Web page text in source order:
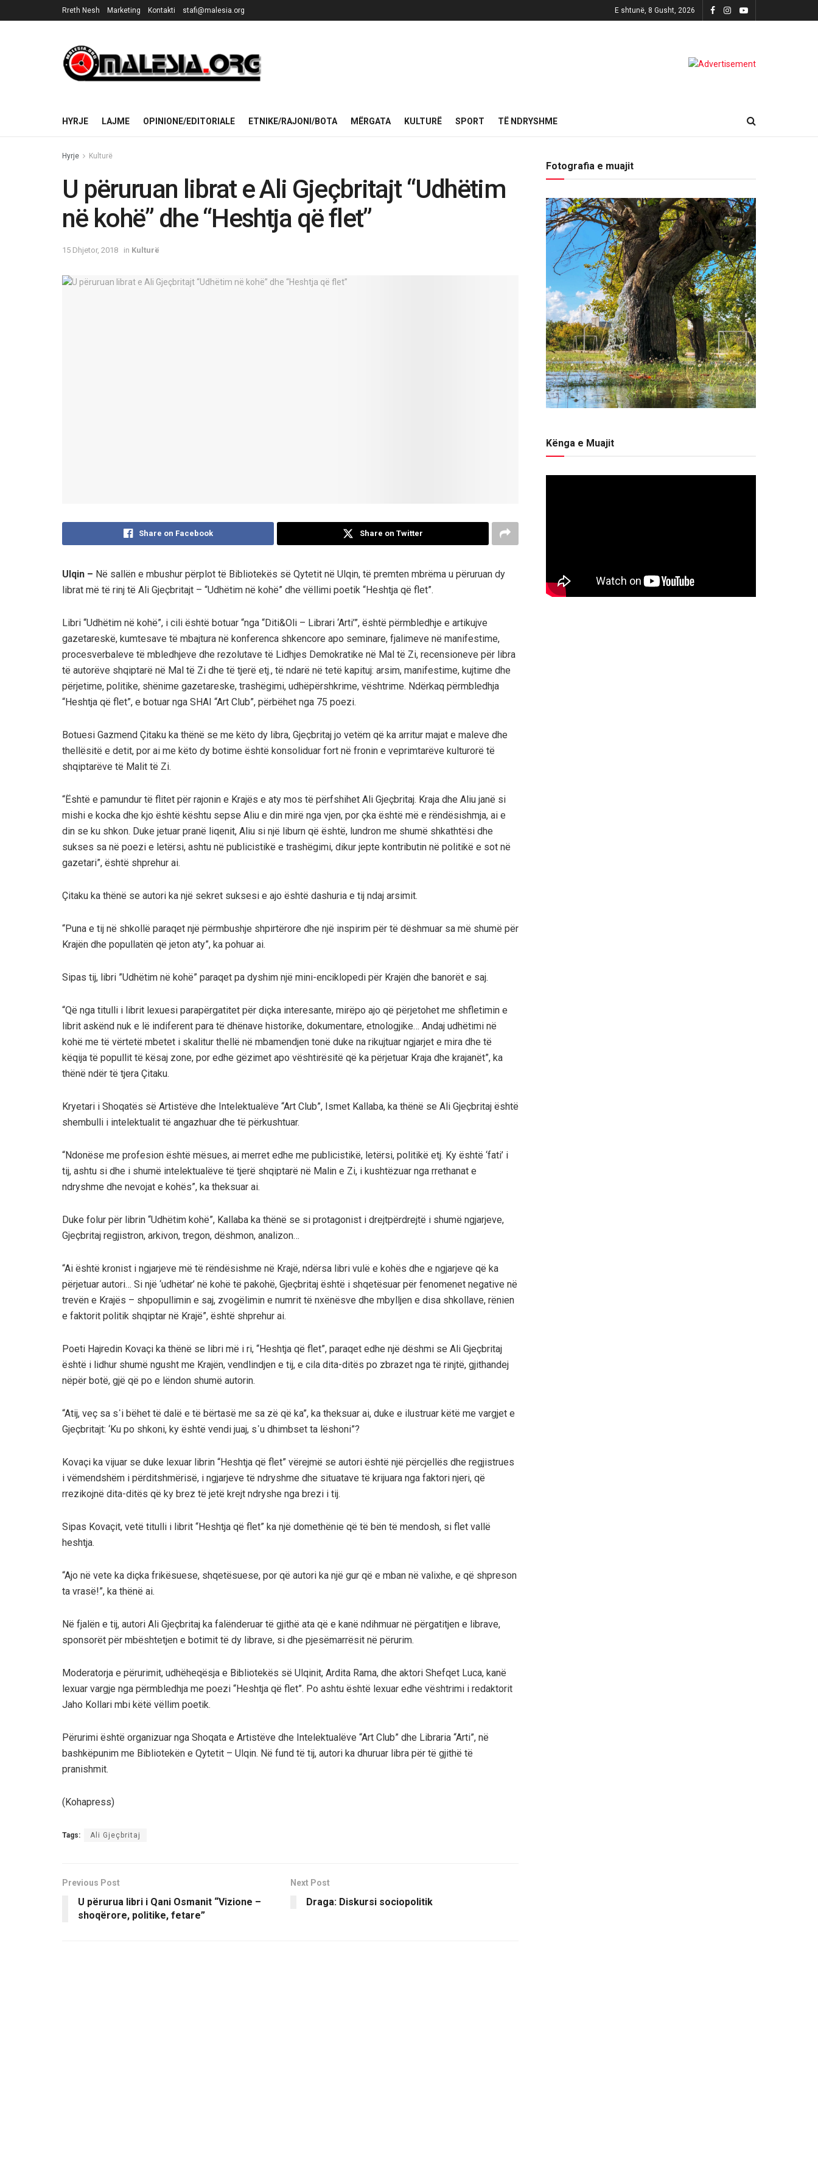
Rreth Nesh Marketing Kontakti stafi@malesia.org E shtunë, 8 Gusht, 2026
HYRJE LAJME OPINIONE/EDITORIALE ETNIKE/RAJONI/BOTA MËRGATA KULTURË SPORT TË NDRYSHME
Hyrje Kulturë
U përuruan librat e Ali Gjeçbritajt “Udhëtim
në kohë” dhe “Heshtja që flet”
15 Dhjetor, 2018 in Kulturë
Share on Facebook Share on Twitter
Ulqin – Në sallën e mbushur përplot të Bibliotekës së Qytetit në Ulqin, të premten mbrëma u përuruan dy
librat më të rinj të Ali Gjeçbritajt – “Udhëtim në kohë” dhe vëllimi poetik “Heshtja që flet”.
Libri “Udhëtim në kohë”, i cili është botuar “nga “Diti&Oli – Librari ‘Arti’”, është përmbledhje e artikujve
gazetareskë, kumtesave të mbajtura në konferenca shkencore apo seminare, fjalimeve në manifestime,
procesverbaleve të mbledhjeve dhe rezolutave të Lidhjes Demokratike në Mal të Zi, recensioneve për libra
të autorëve shqiptarë në Mal të Zi dhe të tjerë etj., të ndarë në tetë kapituj: arsim, manifestime, kujtime dhe
përjetime, politike, shënime gazetareske, trashëgimi, udhëpërshkrime, vështrime. Ndërkaq përmbledhja
“Heshtja që flet”, e botuar nga SHAI “Art Club”, përbëhet nga 75 poezi.
Botuesi Gazmend Çitaku ka thënë se me këto dy libra, Gjeçbritaj jo vetëm që ka arritur majat e maleve dhe
thellësitë e detit, por ai me këto dy botime është konsoliduar fort në fronin e veprimtarëve kulturorë të
shqiptarëve të Malit të Zi.
“Është e pamundur të flitet për rajonin e Krajës e aty mos të përfshihet Ali Gjeçbritaj. Kraja dhe Aliu janë si
mishi e kocka dhe kjo është kështu sepse Aliu e din mirë nga vjen, por çka është më e rëndësishmja, ai e
din se ku shkon. Duke jetuar pranë liqenit, Aliu si një liburn që është, lundron me shumë shkathtësi dhe
sukses sa në poezi e letërsi, ashtu në publicistikë e trashëgimi, dikur jepte kontributin në politikë e sot në
gazetari”, është shprehur ai.
Çitaku ka thënë se autori ka një sekret suksesi e ajo është dashuria e tij ndaj arsimit.
“Puna e tij në shkollë paraqet një përmbushje shpirtërore dhe një inspirim për të dëshmuar sa më shumë për
Krajën dhe popullatën që jeton aty”, ka pohuar ai.
Sipas tij, libri ”Udhëtim në kohë” paraqet pa dyshim një mini-enciklopedi për Krajën dhe banorët e saj.
“Që nga titulli i librit lexuesi parapërgatitet për diçka interesante, mirëpo ajo që përjetohet me shfletimin e
librit askënd nuk e lë indiferent para të dhënave historike, dokumentare, etnologjike… Andaj udhëtimi në
kohë me të vërtetë mbetet i skalitur thellë në mbamendjen tonë duke na rikujtuar ngjarjet e mira dhe të
këqija të popullit të kësaj zone, por edhe gëzimet apo vështirësitë që ka përjetuar Kraja dhe krajanët”, ka
thënë ndër të tjera Çitaku.
Kryetari i Shoqatës së Artistëve dhe Intelektualëve “Art Club”, Ismet Kallaba, ka thënë se Ali Gjeçbritaj është
shembulli i intelektualit të angazhuar dhe të përkushtuar.
“Ndonëse me profesion është mësues, ai merret edhe me publicistikë, letërsi, politikë etj. Ky është ‘fati’ i
tij, ashtu si dhe i shumë intelektualëve të tjerë shqiptarë në Malin e Zi, i kushtëzuar nga rrethanat e
ndryshme dhe nevojat e kohës”, ka theksuar ai.
Duke folur për librin “Udhëtim kohë”, Kallaba ka thënë se si protagonist i drejtpërdrejtë i shumë ngjarjeve,
Gjeçbritaj regjistron, arkivon, tregon, dëshmon, analizon…
“Ai është kronist i ngjarjeve më të rëndësishme në Krajë, ndërsa libri vulë e kohës dhe e ngjarjeve që ka
përjetuar autori… Si një ‘udhëtar’ në kohë të pakohë, Gjeçbritaj është i shqetësuar për fenomenet negative në
trevën e Krajës – shpopullimin e saj, zvogëlimin e numrit të nxënësve dhe mbylljen e disa shkollave, rënien
e faktorit politik shqiptar në Krajë”, është shprehur ai.
Poeti Hajredin Kovaçi ka thënë se libri më i ri, “Heshtja që flet”, paraqet edhe një dëshmi se Ali Gjeçbritaj
është i lidhur shumë ngusht me Krajën, vendlindjen e tij, e cila dita-ditës po zbrazet nga të rinjtë, gjithandej
nëpër botë, gjë që po e lëndon shumë autorin.
“Atij, veç sa s᾽i bëhet të dalë e të bërtasë me sa zë që ka”, ka theksuar ai, duke e ilustruar këtë me vargjet e
Gjeçbritajt: ‘Ku po shkoni, ky është vendi juaj, s᾽u dhimbset ta lëshoni”?
Kovaçi ka vijuar se duke lexuar librin “Heshtja që flet” vërejmë se autori është një përcjellës dhe regjistrues
i vëmendshëm i përditshmërisë, i ngjarjeve të ndryshme dhe situatave të krijuara nga faktori njeri, që
rrezikojnë dita-ditës që ky brez të jetë krejt ndryshe nga brezi i tij.
Sipas Kovaçit, vetë titulli i librit “Heshtja që flet” ka një domethënie që të bën të mendosh, si flet vallë
heshtja.
“Ajo në vete ka diçka frikësuese, shqetësuese, por që autori ka një gur që e mban në valixhe, e që shpreson
ta vrasë!”, ka thënë ai.
Në fjalën e tij, autori Ali Gjeçbritaj ka falënderuar të gjithë ata që e kanë ndihmuar në përgatitjen e librave,
sponsorët për mbështetjen e botimit të dy librave, si dhe pjesëmarrësit në përurim.
Moderatorja e përurimit, udhëheqësja e Bibliotekës së Ulqinit, Ardita Rama, dhe aktori Shefqet Luca, kanë
lexuar vargje nga përmbledhja me poezi “Heshtja që flet”. Po ashtu është lexuar edhe vështrimi i redaktorit
Jaho Kollari mbi këtë vëllim poetik.
Përurimi është organizuar nga Shoqata e Artistëve dhe Intelektualëve “Art Club” dhe Libraria “Arti”, në
bashkëpunim me Bibliotekën e Qytetit – Ulqin. Në fund të tij, autori ka dhuruar libra për të gjithë të
pranishmit.
(Kohapress)
Tags: Ali Gjeçbritaj
Previous Post
U përurua libri i Qani Osmanit “Vizione –
shoqërore, politike, fetare”
Next Post
Draga: Diskursi sociopolitik
Fotografia e muajit
Kënga e Muajit